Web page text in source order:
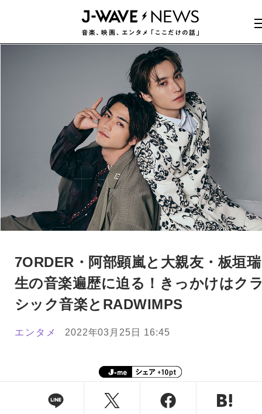
7ORDER・阿部顕嵐と大親友・板垣瑞
生の音楽遍歴に迫る！きっかけはク
シック音楽とRADWIMPS
エンタメ 2022年03月25日 16:45